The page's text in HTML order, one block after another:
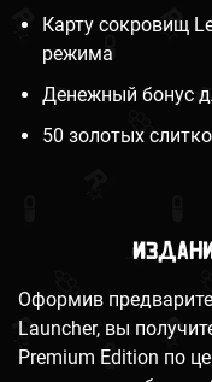
Карту сокровищ
режима
Денежный бонус
50 золотых
Оформив
Launcher, вы
Premium Edition по